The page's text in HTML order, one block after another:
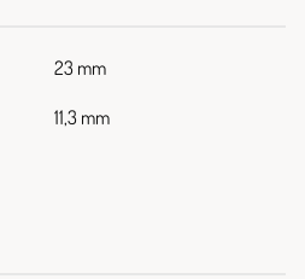
23 mm
11,3 mm